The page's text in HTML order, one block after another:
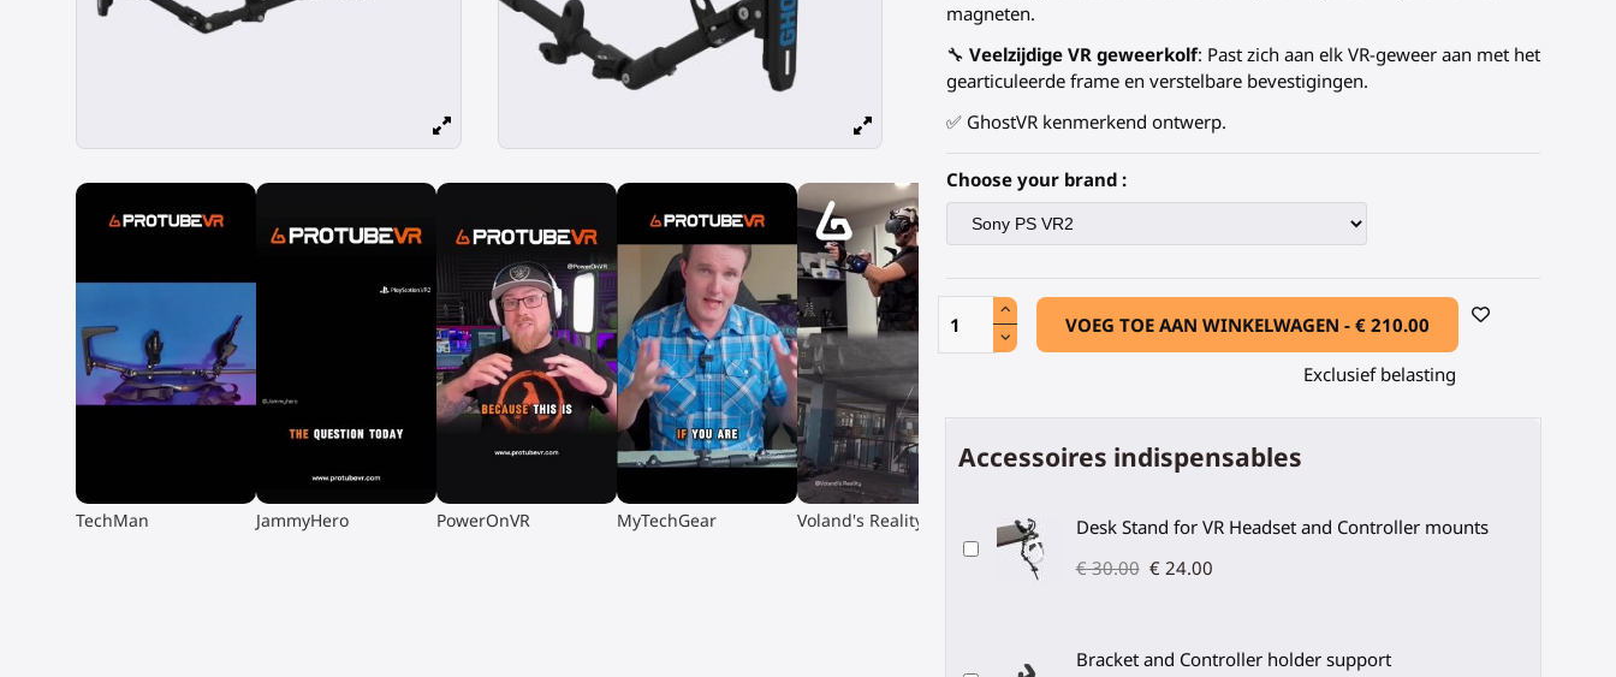
▶
TechMan ▶
JammyHero ▶
PowerOnVR ▶
MyTechGear ▶
Voland's Reality
magneten.
🔧 Veelzijdige VR geweerkolf: Past zich aan elk VR-geweer aan met het
gearticuleerde frame en verstelbare bevestigingen.
✅ GhostVR kenmerkend ontwerp.
Choose your brand :
VOEG TOE AAN WINKELWAGEN -€ 210.00
Exclusief belasting
Accessoires indispensables
Desk Stand for VR Headset and Controller mounts
€ 30.00 € 24.00
Bracket and Controller holder support